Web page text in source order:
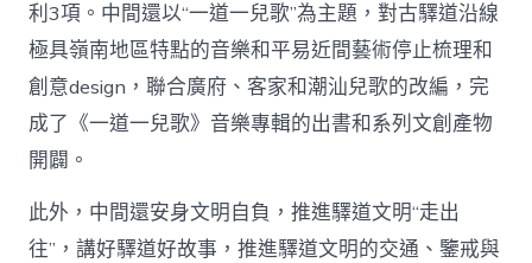
利3項。中間還以“一道一兒歌”為主題，對古驛道沿線
極具嶺南地區特點的音樂和平易近間藝術停止梳理和
創意design，聯合廣府、客家和潮汕兒歌的改編，完
成了《一道一兒歌》音樂專輯的出書和系列文創產物
開闢。
此外，中間還安身文明自負，推進驛道文明“走出
往”，講好驛道好故事，推進驛道文明的交通、鑒戒與